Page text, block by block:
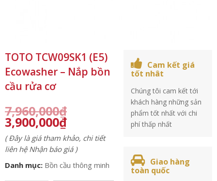
TOTO TCW09SK1 (E5)
Ecowasher – Nắp bồn
cầu rửa cơ
7,960,000₫
3,900,000₫
( Đây là giá tham khảo, chi tiết
liên hệ Nhận báo giá )
Danh mục: Bồn cầu thông minh
Cam kết giá
tốt nhât
Chúng tôi cam kết tới
khách hàng những sản
phẩm tốt nhất với chi
phí thấp nhất
Giao hàng
toàn quốc